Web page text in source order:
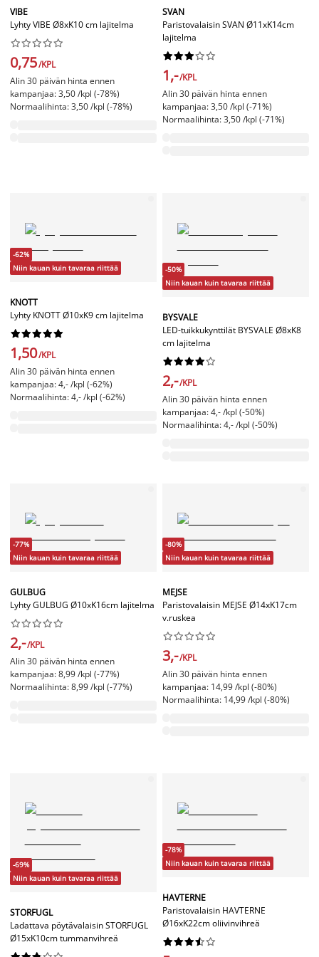
VIBE
Lyhty VIBE Ø8xK10 cm lajitelma






0,75/KPL
Alin 30 päivän hinta ennen
kampanjaa: 3,50 /kpl (-78%)
Normaalihinta: 3,50 /kpl (-78%)
SVAN
Paristovalaisin SVAN Ø11xK14cm
lajitelma






1,-/KPL
Alin 30 päivän hinta ennen
kampanjaa: 3,50 /kpl (-71%)
Normaalihinta: 3,50 /kpl (-71%)
-62%
Niin kauan kuin tavaraa riittää
KNOTT
Lyhty KNOTT Ø10xK9 cm lajitelma






1,50/KPL
Alin 30 päivän hinta ennen
kampanjaa: 4,- /kpl (-62%)
Normaalihinta: 4,- /kpl (-62%)
-50%
Niin kauan kuin tavaraa riittää
BYSVALE
LED-tuikkukynttilät BYSVALE Ø8xK8
cm lajitelma






2,-/KPL
Alin 30 päivän hinta ennen
kampanjaa: 4,- /kpl (-50%)
Normaalihinta: 4,- /kpl (-50%)
-77%
Niin kauan kuin tavaraa riittää
GULBUG
Lyhty GULBUG Ø10xK16cm lajitelma






2,-/KPL
Alin 30 päivän hinta ennen
kampanjaa: 8,99 /kpl (-77%)
Normaalihinta: 8,99 /kpl (-77%)
-80%
Niin kauan kuin tavaraa riittää
MEJSE
Paristovalaisin MEJSE Ø14xK17cm
v.ruskea






3,-/KPL
Alin 30 päivän hinta ennen
kampanjaa: 14,99 /kpl (-80%)
Normaalihinta: 14,99 /kpl (-80%)
-69%
Niin kauan kuin tavaraa riittää
STORFUGL
Ladattava pöytävalaisin STORFUGL
Ø15xK10cm tummanvihreä
-78%
Niin kauan kuin tavaraa riittää
HAVTERNE
Paristovalaisin HAVTERNE
Ø16xK22cm oliivinvihreä





